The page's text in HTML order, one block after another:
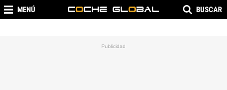
MENÚ BUSCAR